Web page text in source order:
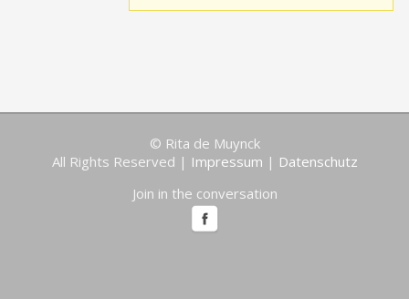
© Rita de Muynck
All Rights Reserved | Impressum | Datenschutz
Join in the conversation